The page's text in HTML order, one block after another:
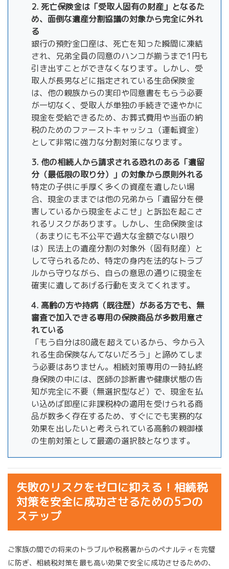
2. 死亡保険金は「受取人固有の財産」となるた
め、面倒な遺産分割協議の対象から完全に外れ
る
銀行の預貯金口座は、死亡を知った瞬間に凍結
され、兄弟全員の同意のハンコが揃うまで1円も
引き出すことができなくなります。しかし、受
取人が長男などに指定されている生命保険金
は、他の親族からの実印や同意書をもらう必要
が一切なく、受取人が単独の手続きで速やかに
現金を受給できるため、お葬式費用や当面の納
税のためのファーストキャッシュ（運転資金）
として非常に強力な分割対策になります。
3. 他の相続人から請求される恐れのある「遺留
分（最低限の取り分）」の対象から原則外れる
特定の子供に手厚く多くの資産を遺したい場
合、現金のままでは他の兄弟から「遺留分を侵
害しているから現金をよこせ」と訴訟を起こさ
れるリスクがあります。しかし、生命保険金は
（あまりにも不公平で過大な金額でない限り
は）民法上の遺産分割の対象外（固有財産）と
して守られるため、特定の身内を法的なトラブ
ルから守りながら、自らの意思の通りに現金を
確実に遺してあげる行動を支えてくれます。
4. 高齢の方や持病（既往歴）がある方でも、無
審査で加入できる専用の保険商品が多数用意さ
れている
「もう自分は80歳を超えているから、今から入
れる生命保険なんてないだろう」と諦めてしま
う必要はありません。相続対策専用の一時払終
身保険の中には、医師の診断書や健康状態の告
知が完全に不要（無選択型など）で、現金を払
い込めば即座に非課税枠の適用を受けられる商
品が数多く存在するため、すぐにでも実務的な
効果を出したいと考えられている高齢の親御様
の生前対策として最適の選択肢となります。
失敗のリスクをゼロに抑える！相続税
対策を安全に成功させるための5つの
ステップ
ご家族の間での将来のトラブルや税務署からのペナルティを完璧
に防ぎ、相続税対策を最も高い効果で安全に成功させるための、